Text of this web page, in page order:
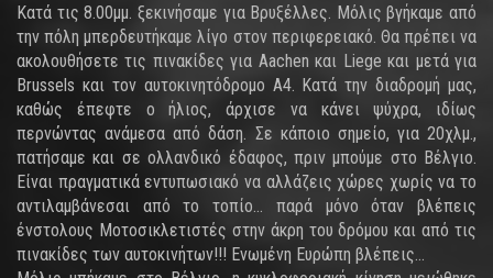
Κατά τις 8.00μμ. ξεκινήσαμε για Βρυξέλλες. Μόλις βγήκαμε από
την πόλη μπερδευτήκαμε λίγο στον περιφερειακό. Θα πρέπει να
ακολουθήσετε τις πινακίδες για Aachen και Liege και μετά για
Βrussels και τον αυτοκινητόδρομο Α4. Κατά την διαδρομή μας,
καθώς έπεφτε ο ήλιος, άρχισε να κάνει ψύχρα, ιδίως
περνώντας ανάμεσα από δάση. Σε κάποιο σημείο, για 20χλμ.,
πατήσαμε και σε ολλανδικό έδαφος, πριν μπούμε στο Βέλγιο.
Είναι πραγματικά εντυπωσιακό να αλλάζεις χώρες χωρίς να το
αντιλαμβάνεσαι από το τοπίο... παρά μόνο όταν βλέπεις
ένστολους Μοτοσικλετιστές στην άκρη του δρόμου και από τις
πινακίδες των αυτοκινήτων!!! Ενωμένη Ευρώπη βλέπεις...